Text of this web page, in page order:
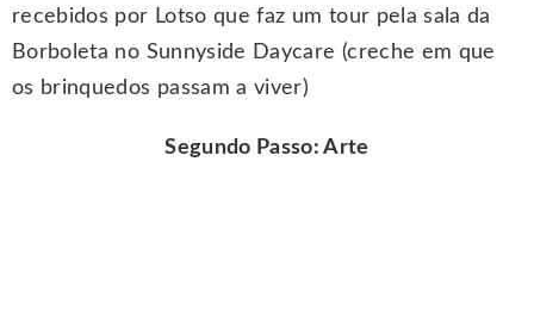
recebidos por Lotso que faz um tour pela sala da
Borboleta no Sunnyside Daycare (creche em que
os brinquedos passam a viver)
Segundo Passo: Arte